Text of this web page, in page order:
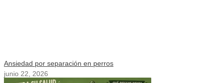
Ansiedad por separación en perros
junio 22, 2026